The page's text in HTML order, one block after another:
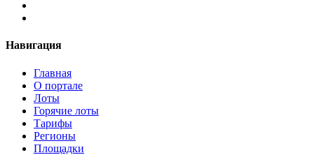
Навигация
Главная
О портале
Лоты
Горячие лоты
Тарифы
Регионы
Площадки